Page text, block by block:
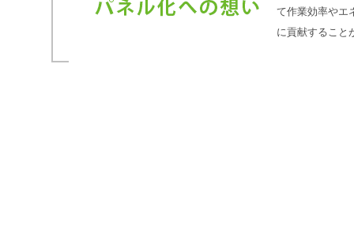
て作業効率やエ
に貢献すること